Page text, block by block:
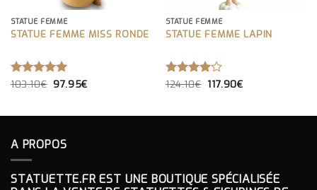
STATUE FEMME
STATUE FEMME MISS RONDE
NOTE5.00
103.10€ LE
103.10€.
97.95€
97.95€.
STATUE FEMME
STATUE FEMME LAPIN
NOTE
124.10€ LE
124.10€.
117.90€LE
117.90€.
A PROPOS
STATUETTE.FR EST UNE BOUTIQUE SPÉCIALISÉE